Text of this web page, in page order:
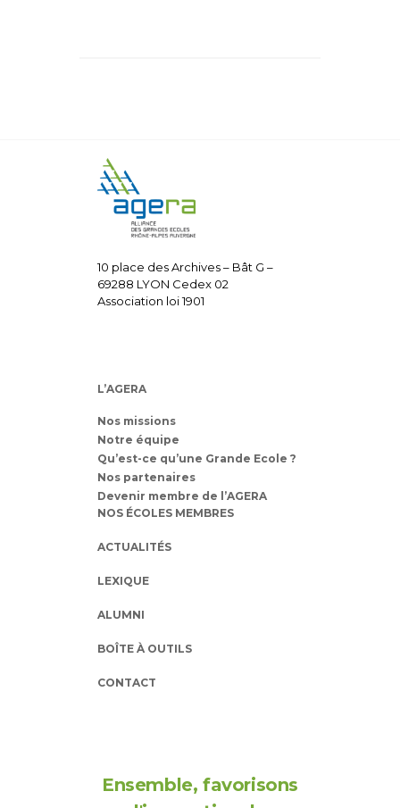
10 place des Archives – Bât G –
69288 LYON Cedex 02
Association loi 1901
L’AGERA
Nos missions
Notre équipe
Qu’est-ce qu’une Grande Ecole ?
Nos partenaires
Devenir membre de l’AGERA
NOS ÉCOLES MEMBRES
ACTUALITÉS
LEXIQUE
ALUMNI
BOÎTE À OUTILS
CONTACT
Ensemble, favorisons